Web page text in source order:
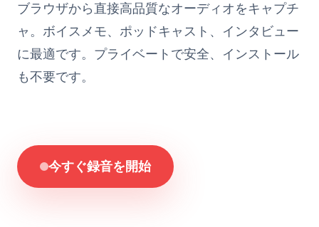
ブラウザから直接高品質なオーディオをキャプチ
ャ。ボイスメモ、ポッドキャスト、インタビュー
に最適です。プライベートで安全、インストール
も不要です。
今すぐ録音を開始